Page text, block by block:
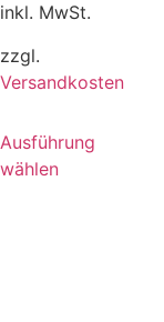
inkl. MwSt.
zzgl.
Versandkosten
Ausführung
wählen